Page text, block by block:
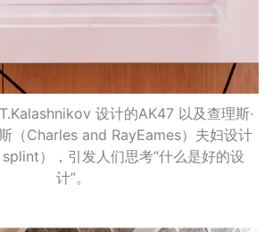
设计的AK47 以及查理斯·
（Charles and RayEames）夫妇设计
），引发人们思考“什么是好的设
计”。